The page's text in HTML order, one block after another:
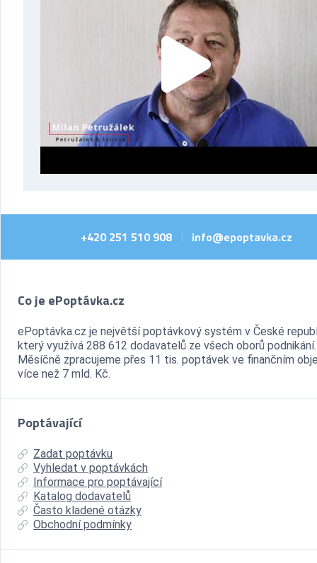
+420 251 510 908 info@epoptavka.cz
Co je ePoptávka.cz
ePoptávka.cz je největší poptávkový systém v České
který využívá 288 612 dodavatelů ze všech oborů podnikání.
Měsíčně zpracujeme přes 11 tis. poptávek ve finančním
více než 7 mld. Kč.
Poptávající
Zadat poptávku
Vyhledat v poptávkách
Informace pro poptávající
Katalog dodavatelů
Často kladené otázky
Obchodní podmínky